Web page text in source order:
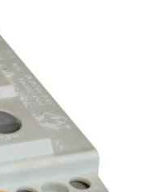
диэлектрические
Стремянки с
Стремянки с